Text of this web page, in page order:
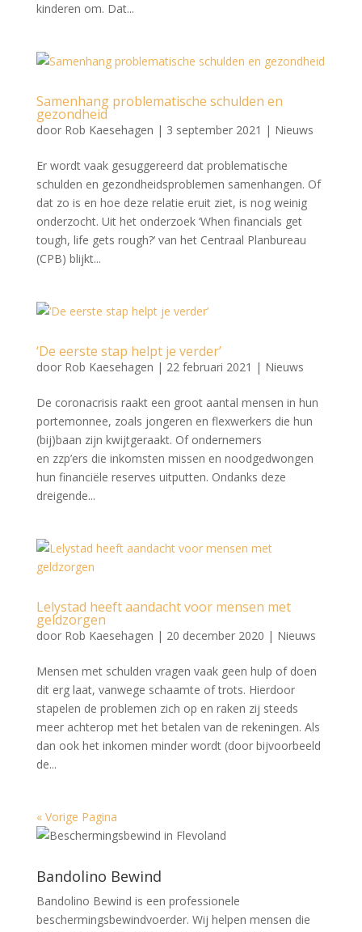
kinderen om. Dat...
Samenhang problematische schulden en
gezondheid
door Rob Kaesehagen | 3 september 2021 | Nieuws
Er wordt vaak gesuggereerd dat problematische
schulden en gezondheidsproblemen samenhangen. Of
dat zo is en hoe deze relatie eruit ziet, is nog weinig
onderzocht. Uit het onderzoek ‘When financials get
tough, life gets rough?’ van het Centraal Planbureau
(CPB) blijkt...
‘De eerste stap helpt je verder’
door Rob Kaesehagen | 22 februari 2021 | Nieuws
De coronacrisis raakt een groot aantal mensen in hun
portemonnee, zoals jongeren en flexwerkers die hun
(bij)baan zijn kwijtgeraakt. Of ondernemers
en zzp’ers die inkomsten missen en noodgedwongen
hun financiële reserves uitputten. Ondanks deze
dreigende...
Lelystad heeft aandacht voor mensen met
geldzorgen
door Rob Kaesehagen | 20 december 2020 | Nieuws
Mensen met schulden vragen vaak geen hulp of doen
dit erg laat, vanwege schaamte of trots. Hierdoor
stapelen de problemen zich op en raken zij steeds
meer achterop met het betalen van de rekeningen. Als
dan ook het inkomen minder wordt (door bijvoorbeeld
de...
« Vorige Pagina
Bandolino Bewind
Bandolino Bewind is een professionele
beschermingsbewindvoerder. Wij helpen mensen die